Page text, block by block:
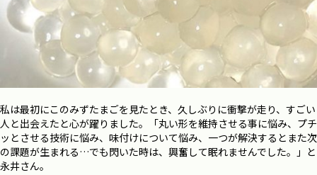
私は最初にこのみずたまごを見たとき、久しぶりに衝撃が走り、すごい
人と出会えたと心が躍りました。「丸い形を維持させる事に悩み、プチ
ッとさせる技術に悩み、味付けについて悩み、一つが解決するとまた次
の課題が生まれる…でも閃いた時は、興奮して眠れませんでした。」と
永井さん。